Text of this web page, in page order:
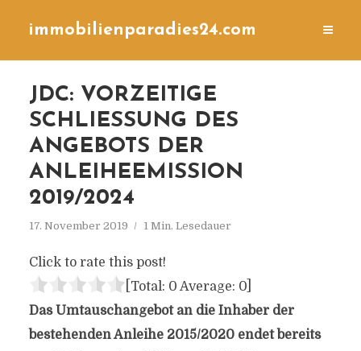
immobilienparadies24.com
JDC: VORZEITIGE
SCHLIESSUNG DES A
NGEBOTS DER A
NLEIHEEMISSION 2
019/2024
17. November 2019 1 Min. Lesedauer
Click to rate this post!
[Total: 0 Average: 0]
Das Umtauschangebot an die Inhaber der
bestehenden Anleihe 2015/2020 endet bereits